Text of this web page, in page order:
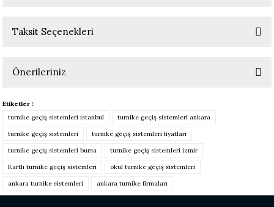
Bu ürüne ilk yorumu siz yapın!
Taksit Seçenekleri
Önerileriniz
yetersiz gördüğünüz noktaları öneri formunu kullanarak tarafımıza
iletebilirsiniz.
Görüş ve önerileriniz için teşekkür ederiz.
Ürün bilgilerinde hatalar bulunuyor.
Etiketler :
turnike geçiş sistemleri istanbul
turnike geçiş sistemleri ankara
turnike geçiş sistemleri turnike geçiş sistemleri fiyatları
turnike geçiş sistemleri bursa turnike geçiş sistemleri izmir
Kartlı turnike geçiş sistemleri okul turnike geçiş sistemleri
ankara turnike sistemleri ankara turnike firmaları